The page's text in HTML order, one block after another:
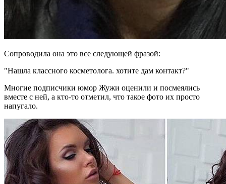
Сопроводила она это все следующей фразой:
"Нашла классного косметолога. хотите дам контакт?"
Многие подписчики юмор Жужи оценили и посмеялись
вместе с ней, а кто-то отметил, что такое фото их просто
напугало.